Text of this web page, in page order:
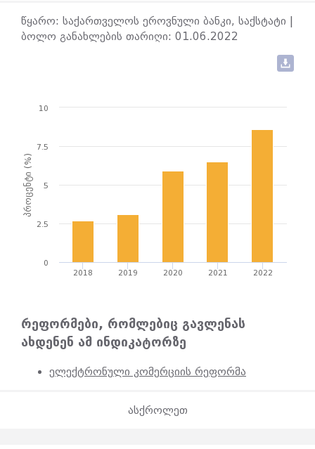
წყარო: საქართველოს ეროვნული ბანკი, საქსტატი |
ბოლო განახლების თარიღი: 01.06.2022
პროცენტი (%)
2018 2019 2020 2021 2022
0
2.5
5
7.5
10
რეფორმები, რომლებიც გავლენას
ახდენენ ამ ინდიკატორზე
ელექტრონული კომერციის რეფორმა
ასქროლეთ